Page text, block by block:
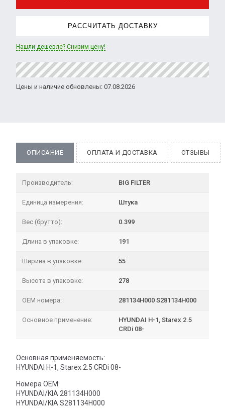
РАССЧИТАТЬ ДОСТАВКУ
Нашли дешевле? Снизим цену!
Цены и наличие обновлены: 07.08.2026
ОПИСАНИЕ ОПЛАТА И ДОСТАВКА ОТЗЫВЫ
Производитель: BIG FILTER
Единица измерения: Штука
Вес (брутто): 0.399
Длина в упаковке: 191
Ширина в упаковке: 55
Высота в упаковке: 278
OEM номера: 281134H000 S281134H000
Основное применение:
HYUNDAI H-1, Starex 2.5
CRDi 08-
Основная применяемость:
HYUNDAI H-1, Starex 2.5 CRDi 08-
Номера OEM:
HYUNDAI/KIA 281134H000
HYUNDAI/KIA S281134H000